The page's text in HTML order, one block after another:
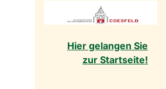
Hier gelangen Sie
zur Startseite!